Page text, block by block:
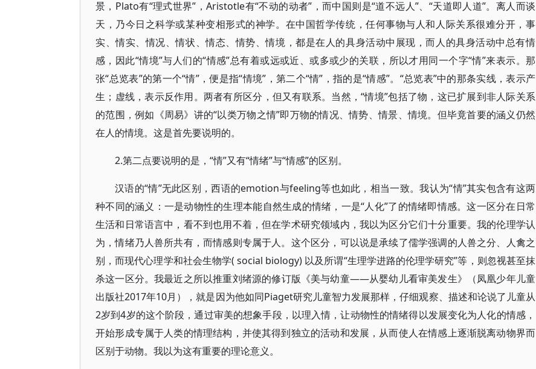
景，Plato有“理式世界”，Aristotle有“不动的动者”，而中国则是“道不远人”、“天道即人道”。离人而谈
天，乃今日之科学或某种变相形式的神学。在中国哲学传统，任何事物与人和人际关系很难分开，事
实、情实、情况、情状、情态、情势、情境，都是在人的具身活动中展现，而人的具身活动中总有情
感，因此“情境”与人们的“情感”总有着或远或近、或多或少的关联，所以才用同一个字“情”来表示。那
张“总览表”的第一个“情”，便是指“情境”，第二个“情”，指的是“情感”。“总览表”中的那条实线，表示产
生；虚线，表示反作用。两者有所区分，但又有联系。当然，“情境”包括了物，这已扩展到非人际关系
的范围，例如《周易》讲的“以类万物之情”即万物的情况、情势、情景、情境。但毕竟首要的涵义仍然
在人的情境。这是首先要说明的。
2.第二点要说明的是，“情”又有“情绪”与“情感”的区别。
汉语的“情”无此区别，西语的emotion与feeling等也如此，相当一致。我认为“情”其实包含有这两
种不同的涵义：一是动物性的生理本能自然生成的情绪，一是“人化”了的情绪即情感。这一区分在日常
生活和日常语言中，看不到也用不着，但在学术研究领域内，我以为区分它们十分重要。我的伦理学认
为，情绪乃人兽所共有，而情感则专属于人。这个区分，可以说是承续了儒学强调的人兽之分、人禽之
别，而现代心理学和社会生物学( social biology) 以及所谓“生理学进路的伦理学研究”等，则忽视甚至抹
杀这一区分。我最近之所以推重刘绪源的修订版《美与幼童——从婴幼儿看审美发生》（凤凰少年儿童
出版社2017年10月），就是因为他如同Piaget研究儿童智力发展那样，仔细观察、描述和论说了儿童从
2岁到4岁的这个阶段，通过审美的想象手段，以理入情，让动物性的情绪得以发展变化为人化的情感，
开始形成专属于人类的情理结构，并使其得到独立的活动和发展，从而使人在情感上逐渐脱离动物界而
区别于动物。我以为这有重要的理论意义。